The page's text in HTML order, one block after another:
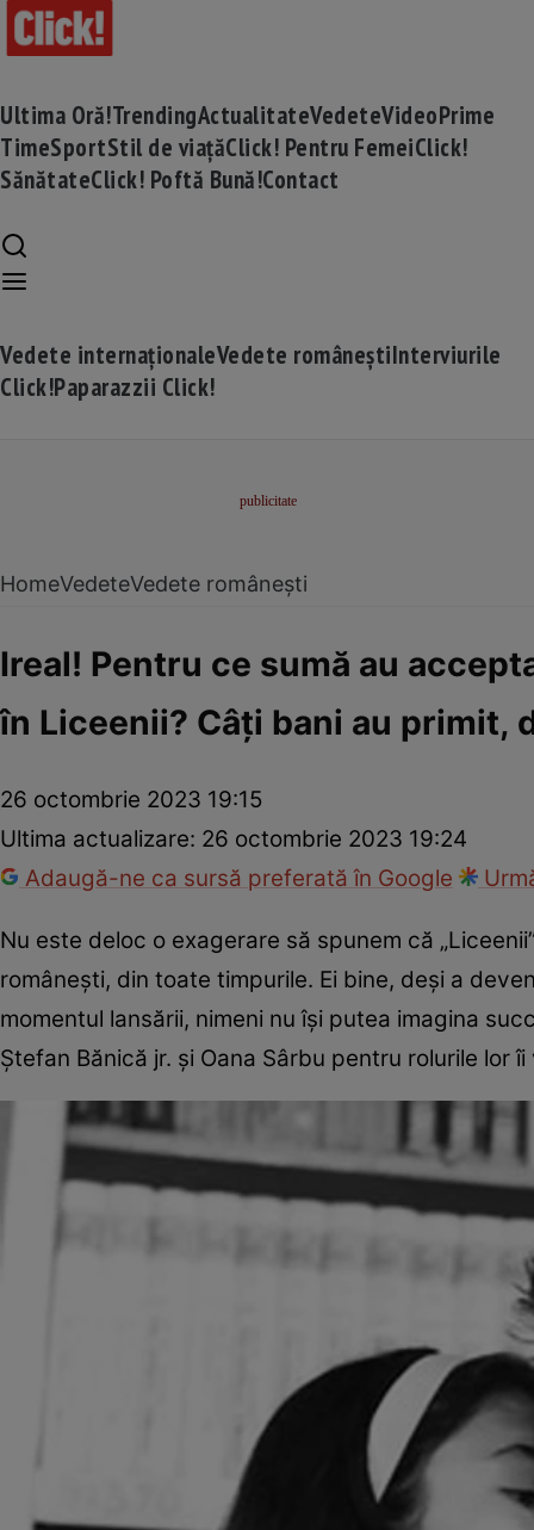
Ultima Oră!TrendingActualitateVedeteVideoPrime
TimeSportStil de viațăClick! Pentru FemeiClick!
SănătateClick! Poftă Bună!Contact
Vedete internaționaleVedete româneștiInterviurile
Click!Paparazzii Click!
HomeVedeteVedete românești
Ireal! Pentru ce sumă au
în Liceenii? Câți bani au primit,
26 octombrie 2023 19:15
Ultima actualizare: 26 octombrie 2023 19:24
Adaugă-ne ca sursă preferată în Google
Nu este deloc o exagerare să spunem că
românești, din toate timpurile. Ei bine, deși a
momentul lansării, nimeni nu își putea imagina
Ștefan Bănică jr. și Oana Sârbu pentru rolurile lor